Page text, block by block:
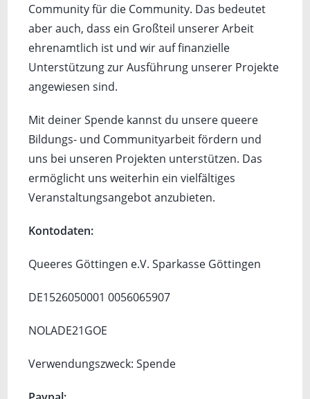
Community für die Community. Das bedeutet
aber auch, dass ein Großteil unserer Arbeit
ehrenamtlich ist und wir auf finanzielle
Unterstützung zur Ausführung unserer Projekte
angewiesen sind.
Mit deiner Spende kannst du unsere queere
Bildungs- und Communityarbeit fördern und
uns bei unseren Projekten unterstützen. Das
ermöglicht uns weiterhin ein vielfältiges
Veranstaltungsangebot anzubieten.
Kontodaten:
Queeres Göttingen e.V. Sparkasse Göttingen
DE1526050001 0056065907
NOLADE21GOE
Verwendungszweck: Spende